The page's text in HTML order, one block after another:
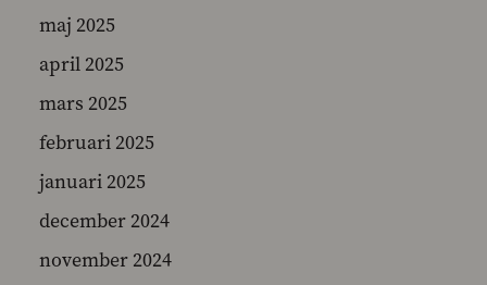
maj 2025
april 2025
mars 2025
februari 2025
januari 2025
december 2024
november 2024